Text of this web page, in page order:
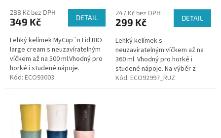
288 Kč bez DPH
349 Kč DETAIL
Lehký kelímek MyCup´n Lid BIO
large cream s neuzavíratelným
víčkem až na 500 ml.Vhodný pro
horké i studené nápoje.
Kód: ECO93003
247 Kč bez DPH
299 Kč DETAIL
Lehký kelímek s
neuzavíratelným víčkem až na
360 ml. Vhodný pro horké i
studené nápoje. Na výběr z
několika barev.
Kód: ECO92997_RUZ